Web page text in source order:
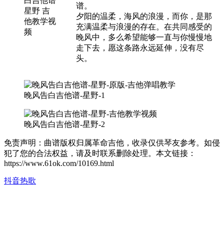
谱。
夕阳的温柔，海风的浪漫，而你，是那
充满温柔与浪漫的存在。在共同感受的
晚风中，多么希望能够一直与你慢慢地
走下去，愿这条路永远延伸，没有尽
头。
晚风告白吉他谱-星野-1
晚风告白吉他谱-星野-2
免责声明：曲谱版权归属革命吉他，收录仅供琴友参考。如侵
犯了您的合法权益，请及时联系删除处理。本文链接：
https://www.61ok.com/10169.html
抖音热歌